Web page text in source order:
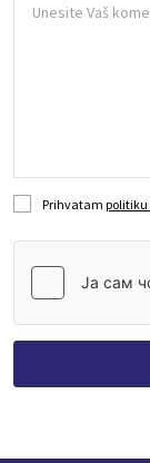
Prihvatam politiku